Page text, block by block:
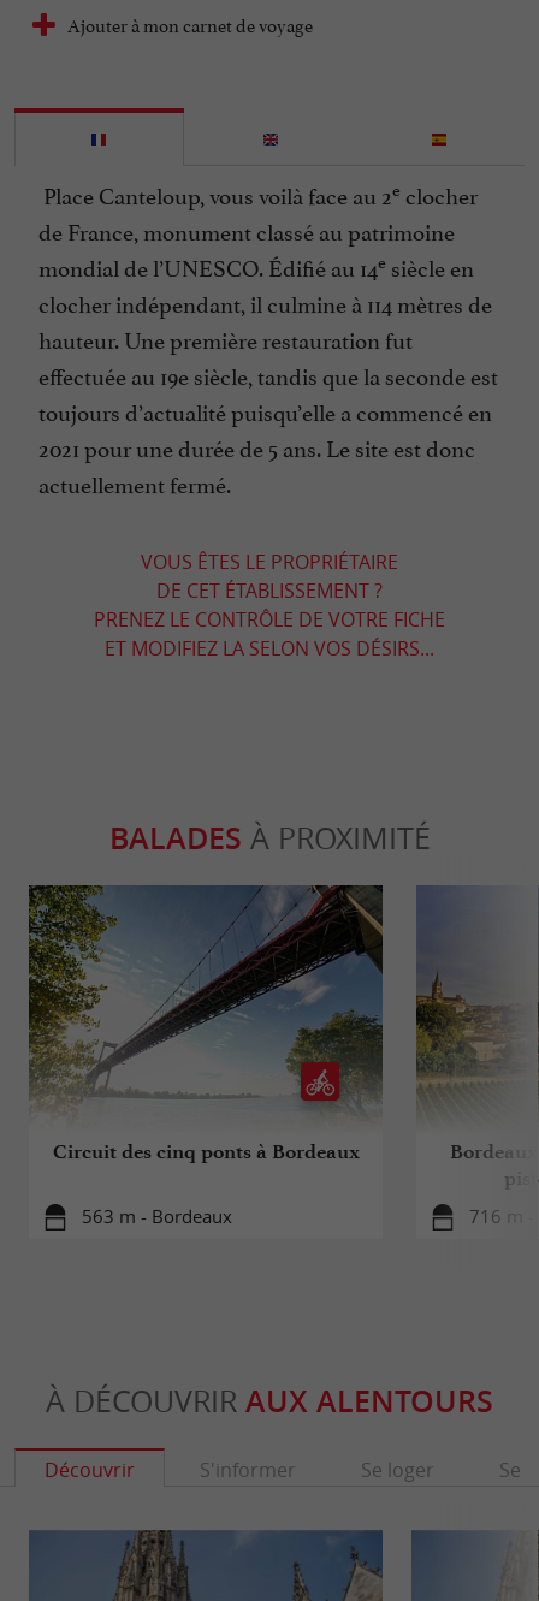
Ajouter à mon carnet de voyage
Place Canteloup, vous voilà face au 2e clocher
de France, monument classé au patrimoine
mondial de l’UNESCO. Édifié au 14e siècle en
clocher indépendant, il culmine à 114 mètres de
hauteur. Une première restauration fut
effectuée au 19e siècle, tandis que la seconde est
toujours d’actualité puisqu’elle a commencé en
2021 pour une durée de 5 ans. Le site est donc
actuellement fermé.
VOUS ÊTES LE PROPRIÉTAIRE
DE CET ÉTABLISSEMENT ?
PRENEZ LE CONTRÔLE DE VOTRE FICHE
ET MODIFIEZ LA SELON VOS DÉSIRS...
BALADES À PROXIMITÉ
Circuit des cinq ponts à Bordeaux
563 m - Bordeaux 716 m -
À DÉCOUVRIR AUX ALENTOURS
Découvrir S'informer Se loger Se